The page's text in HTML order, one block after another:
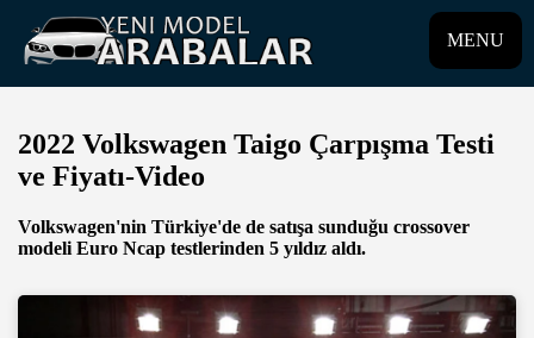
MENU
2022 Volkswagen Taigo Çarpışma Testi
ve Fiyatı-Video
Volkswagen'nin Türkiye'de de satışa sunduğu crossover
modeli Euro Ncap testlerinden 5 yıldız aldı.